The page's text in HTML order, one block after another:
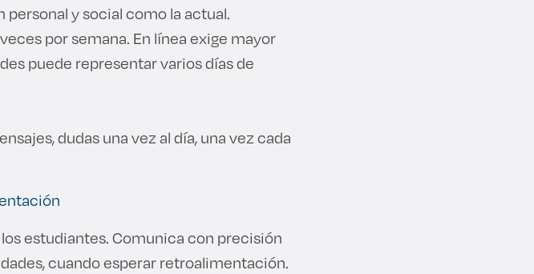
y social como la actual.
por semana. En línea exige mayor
puede representar varios días de
dudas una vez al día, una vez cada
estudiantes. Comunica con precisión
cuando esperar retroalimentación.